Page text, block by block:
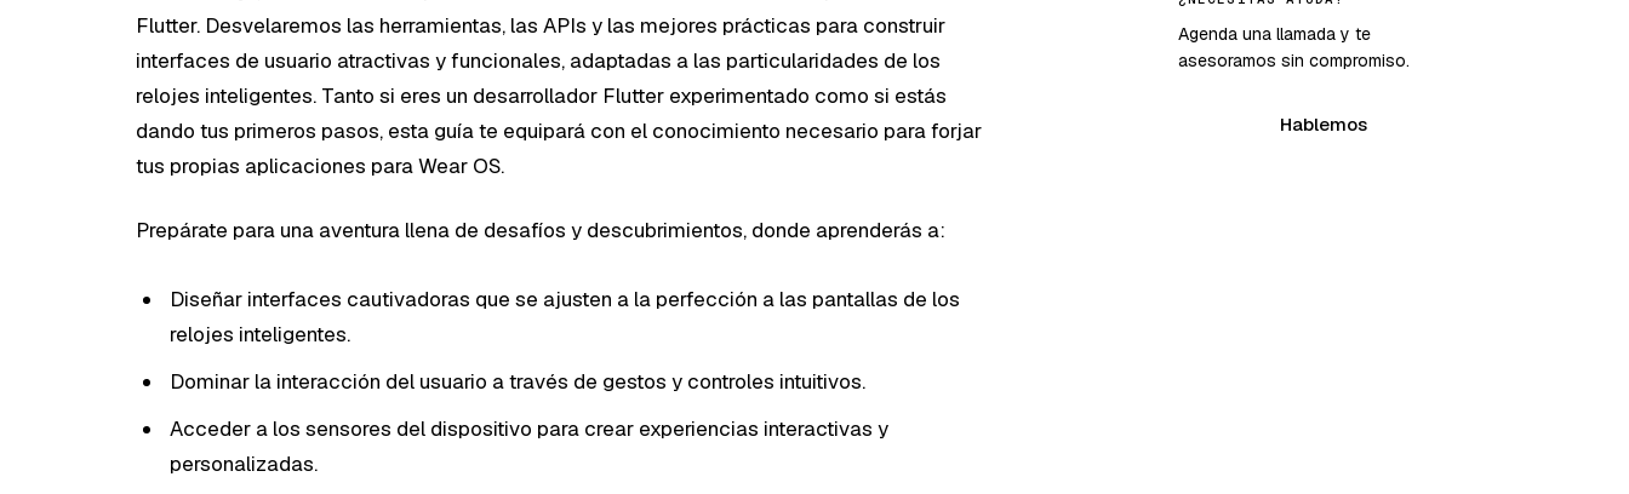
Flutter. Desvelaremos las herramientas, las APIs y las mejores prácticas para construir
interfaces de usuario atractivas y funcionales, adaptadas a las particularidades de los
relojes inteligentes. Tanto si eres un desarrollador Flutter experimentado como si estás
dando tus primeros pasos, esta guía te equipará con el conocimiento necesario para forjar
tus propias aplicaciones para Wear OS.
Prepárate para una aventura llena de desafíos y descubrimientos, donde aprenderás a:
Diseñar interfaces cautivadoras que se ajusten a la perfección a las pantallas de los
relojes inteligentes.
Dominar la interacción del usuario a través de gestos y controles intuitivos.
Acceder a los sensores del dispositivo para crear experiencias interactivas y
personalizadas.
Agenda una llamada y te
asesoramos sin compromiso.
Hablemos